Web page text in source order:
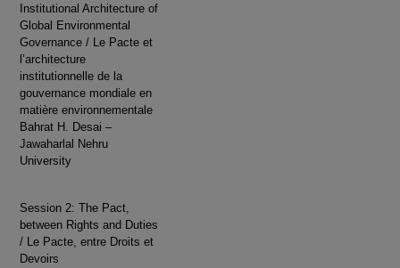
Institutional Architecture of
Global Environmental
Governance / Le Pacte et
l’architecture
institutionnelle de la
gouvernance mondiale en
matière environnementale
Bahrat H. Desai –
Jawaharlal Nehru
University
Session 2: The Pact,
between Rights and Duties
/ Le Pacte, entre Droits et
Devoirs